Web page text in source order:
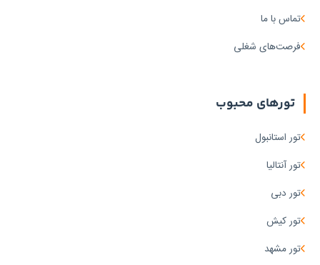
تماس با ما
فرصت‌های شغلی
تورهای محبوب
تور استانبول
تور آنتالیا
تور دبی
تور کیش
تور مشهد